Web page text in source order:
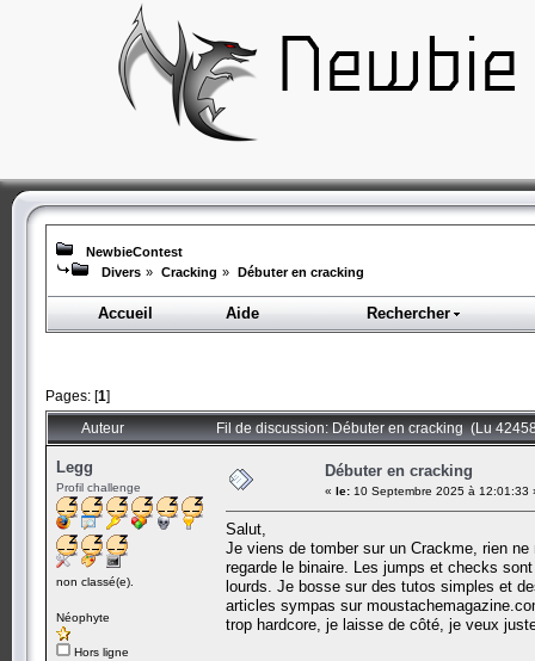
NewbieContest
Divers » Cracking » Débuter en cracking
Accueil Aide Rechercher
Pages: [1]
Auteur Fil de discussion: Débuter en cracking (Lu
Legg
Profil challenge
non classé(e).
Néophyte
Hors ligne
Débuter en cracking
« le: 10 Septembre 2025 à 12:01:33
Salut,
Je viens de tomber sur un Crackme, rien
regarde le binaire. Les jumps et checks
lourds. Je bosse sur des tutos simples et
articles sympas sur
trop hardcore, je laisse de côté, je veux